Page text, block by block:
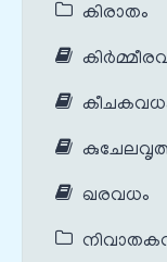
കിരാതം
ഖരവധം